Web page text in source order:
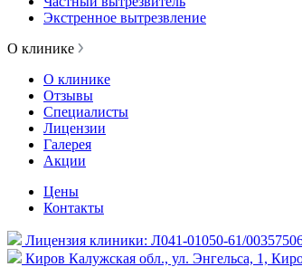
Экстренное вытрезвление
О клинике
О клинике
Отзывы
Специалисты
Лицензии
Галерея
Акции
Цены
Контакты
Лицензия клиники: Л041-01050-61/
Киров Калужская обл., ул. Энгельса, 1,